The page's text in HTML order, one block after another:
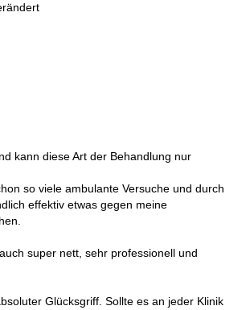
kann diese Art der Behandlung nur
so viele ambulante Versuche und durch
effektiv etwas gegen meine
super nett, sehr professionell und
Glücksgriff. Sollte es an jeder Klinik